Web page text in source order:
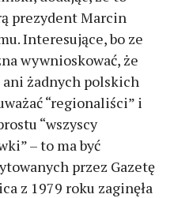
prezydent Marcin
Interesujące, bo ze
wywnioskować, że
żadnych polskich
“regionaliści” i
“wszyscy
– to ma być
przez Gazetę
z 1979 roku zaginęła